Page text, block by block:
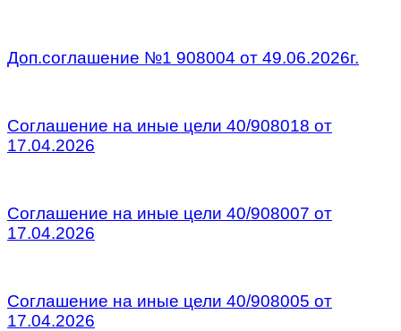
Доп.соглашение №1 908004 от 49.06.2026г.
Соглашение на иные цели 40/908018 от
17.04.2026
Соглашение на иные цели 40/908007 от
17.04.2026
Соглашение на иные цели 40/908005 от
17.04.2026